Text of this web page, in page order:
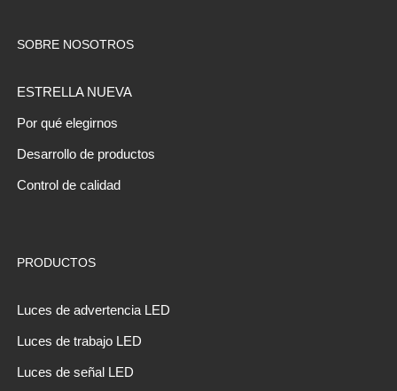
SOBRE NOSOTROS
ESTRELLA NUEVA
Por qué elegirnos
Desarrollo de productos
Control de calidad
PRODUCTOS
Luces de advertencia LED
Luces de trabajo LED
Luces de señal LED